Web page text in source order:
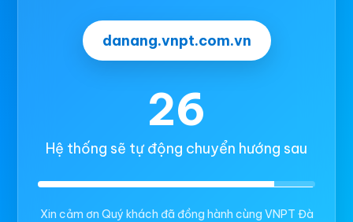
danang.vnpt.com.vn
26
Hệ thống sẽ tự động chuyển hướng sau
Xin cảm ơn Quý khách đã đồng hành cùng VNPT Đà